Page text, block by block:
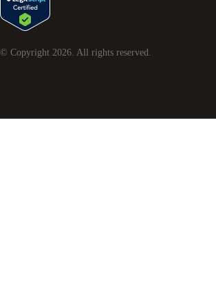
© Copyright 2026 . All rights reserved.